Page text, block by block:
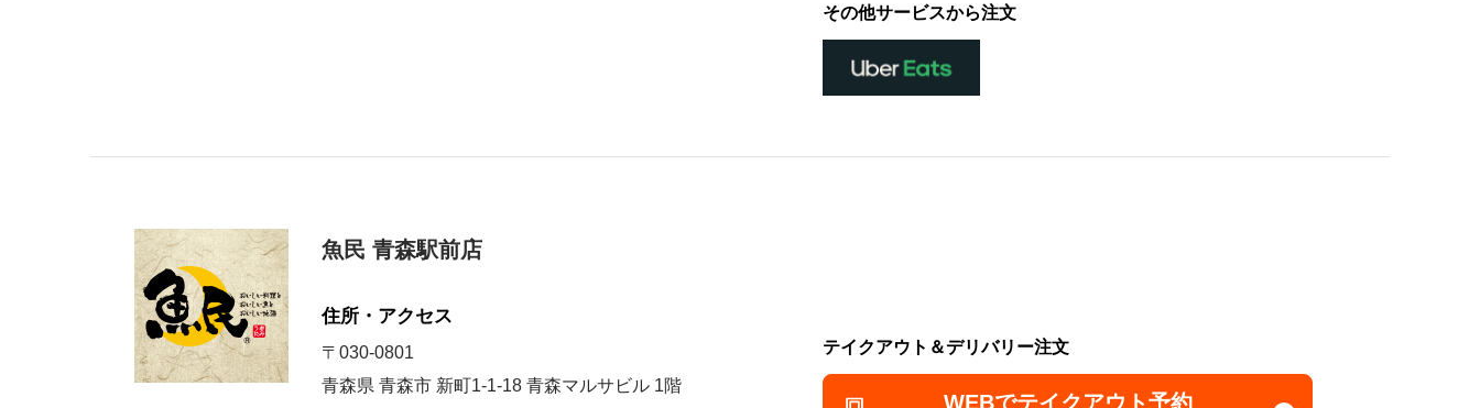
その他サービスから注文
魚民 青森駅前店
住所・アクセス
〒030-0801
青森県 青森市 新町1-1-18 青森マルサビル 1階
テイクアウト＆デリバリー注文
WEBでテイクアウト予約